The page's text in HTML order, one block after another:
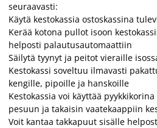
seuraavasti:
Käytä kestokassia ostoskassina
Kerää kotona pullot isoon
helposti palautusautomaattiin
Säilytä tyynyt ja peitot vieraille
Kestokassi soveltuu ilmavasti
kengille, pipoille ja hanskoille
Kestokassia voi käyttää
pesuun ja takaisin vaatekaappiin
Voit kantaa takkapuut sisälle